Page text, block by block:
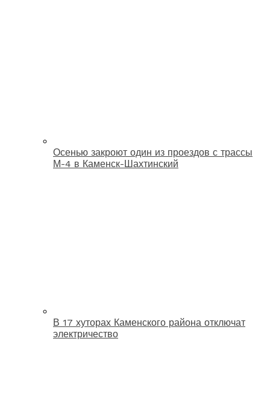
Осенью закроют один из проездов с трассы
М-4 в Каменск-Шахтинский
В 17 хуторах Каменского района отключат
электричество